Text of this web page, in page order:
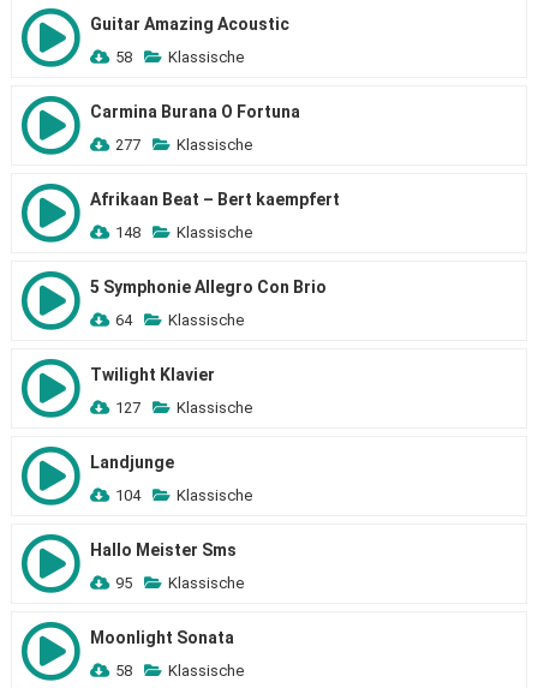
Guitar Amazing Acoustic
58 Klassische
Carmina Burana O Fortuna
277 Klassische
Afrikaan Beat – Bert kaempfert
148 Klassische
5 Symphonie Allegro Con Brio
64 Klassische
Twilight Klavier
127 Klassische
Landjunge
104 Klassische
Hallo Meister Sms
95 Klassische
Moonlight Sonata
58 Klassische